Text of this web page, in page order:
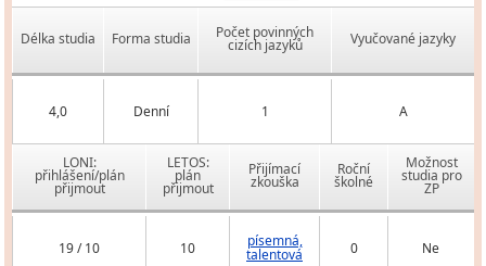
Délka studia Forma studia Počet povinných
cizích jazyků Vyučované jazyky
4,0 Denní 1 A
LONI:
přihlášení/plán
přijmout
LETOS:
plán
přijmout
Přijímací
zkouška
Roční
školné
Možnost
studia pro
ZP
19 / 10 10 písemná,
talentová 0 Ne